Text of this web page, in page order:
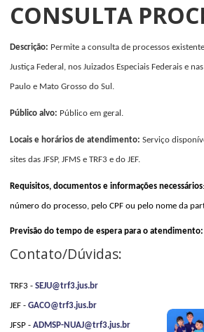
CONSULTA
Descrição: Permite a consulta de processos
Justiça Federal, nos Juizados Especiais Federais e
Paulo e Mato Grosso do Sul.
Público alvo: Público em geral.
Locais e horários de atendimento: Serviço
sites das JFSP, JFMS e TRF3 e do JEF.
Requisitos, documentos e informações necessários
número do processo, pelo CPF ou pelo nome da
Previsão do tempo de espera para o atendimento:
Contato/Dúvidas:
TRF3 - SEJU@trf3.jus.br
JEF - GACO@trf3.jus.br
JFSP - ADMSP-NUAJ@trf3.jus.br